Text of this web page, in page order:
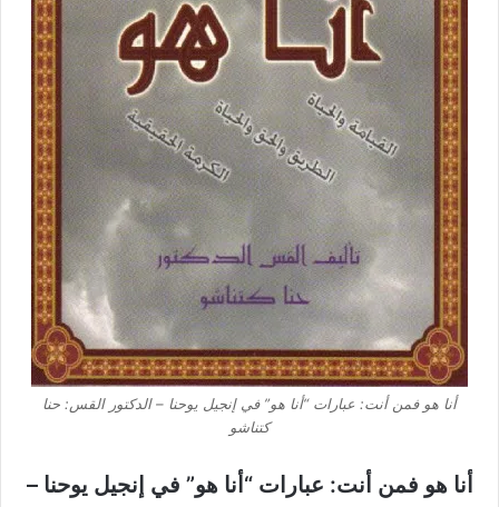
أنا هو فمن أنت: عبارات “أنا هو” في إنجيل يوحنا – الدكتور القس: حنا
كتناشو
أنا هو فمن أنت: عبارات “أنا هو” في إنجيل يوحنا –